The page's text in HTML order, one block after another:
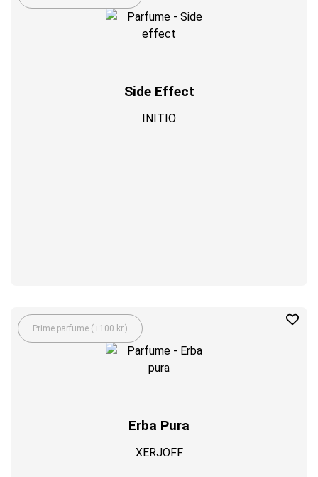
Side Effect
INITIO
Prime parfume (+100 kr.)
Erba Pura
XERJOFF